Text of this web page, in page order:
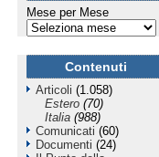
Mese per Mese
Contenuti
Articoli (1.058)
Estero (70)
Italia (988)
Comunicati (60)
Documenti (24)